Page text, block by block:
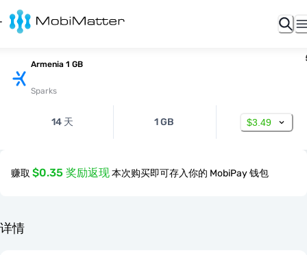
Armenia 1 GB
Sparks
14 天 1 GB $3.49
赚取 $0.35 奖励返现本次购买即可存入你的 MobiPay 钱包
详情